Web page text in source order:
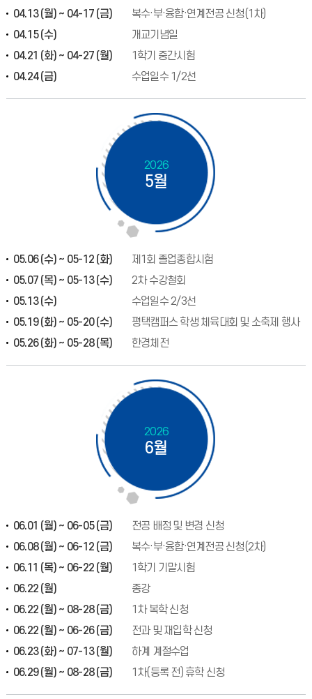
04.13 (월) ~ 04-17 (금)
복수·부·융합·연계전공 신청(1차)
04.15 (수)
개교기념일
04.21 (화) ~ 04-27 (월)
1학기 중간시험
04.24 (금)
수업일수 1/2선
2026
5월
05.06 (수) ~ 05-12 (화)
제1회 졸업종합시험
05.07 (목) ~ 05-13 (수)
2차 수강철회
05.13 (수)
수업일수 2/3선
05.19 (화) ~ 05-20 (수)
평택캠퍼스 학생 체육대회 및 소축제 행사
05.26 (화) ~ 05-28 (목)
한경체전
2026
6월
06.01 (월) ~ 06-05 (금)
전공 배정 및 변경 신청
06.08 (월) ~ 06-12 (금)
복수·부·융합·연계전공 신청(2차)
06.11 (목) ~ 06-22 (월)
1학기 기말시험
06.22 (월)
종강
06.22 (월) ~ 08-28 (금)
1차 복학 신청
06.22 (월) ~ 06-26 (금)
전과 및 재입학 신청
06.23 (화) ~ 07-13 (월)
하계 계절수업
06.29 (월) ~ 08-28 (금)
1차(등록 전) 휴학 신청